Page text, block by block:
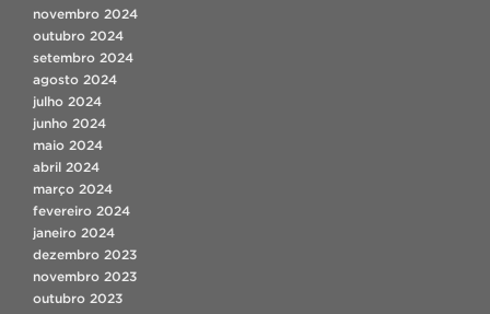
novembro 2024
outubro 2024
setembro 2024
agosto 2024
julho 2024
junho 2024
maio 2024
abril 2024
março 2024
fevereiro 2024
janeiro 2024
dezembro 2023
novembro 2023
outubro 2023